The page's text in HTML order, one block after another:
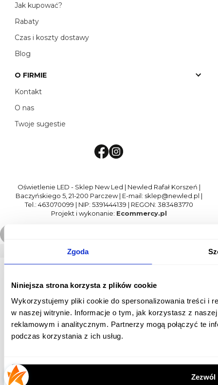
Zgoda
Niniejsza strona korzysta z plików cookie
Wykorzystujemy pliki cookie do spersonalizowania treści i
w naszej witrynie. Informacje o tym, jak korzystasz z
reklamowym i analitycznym. Partnerzy mogą połączyć te
podczas korzystania z ich usług.
Zezwól
Jak kupować?
Rabaty
Czas i koszty dostawy
Blog
O FIRMIE
Kontakt
O nas
Twoje sugestie
Oświetlenie LED - Sklep New Led | Newled Rafał Korszeń |
Baczyńskiego 5, 21-200 Parczew | E-mail: sklep@newled.pl |
Tel.: 463070099 | NIP: 5391444139 | REGON: 383483770
Projekt i wykonanie: Ecommercy.pl
Sklep internetowy Shoper Premium